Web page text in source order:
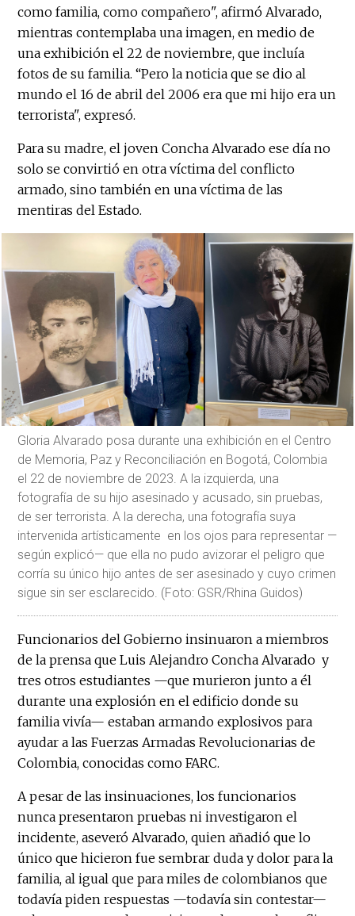
como familia, como compañero", afirmó Alvarado,
mientras contemplaba una imagen, en medio de
una exhibición el 22 de noviembre, que incluía
fotos de su familia. “Pero la noticia que se dio al
mundo el 16 de abril del 2006 era que mi hijo era un
terrorista", expresó.
Para su madre, el joven Concha Alvarado ese día no
solo se convirtió en otra víctima del conflicto
armado, sino también en una víctima de las
mentiras del Estado.
Gloria Alvarado posa durante una exhibición en el Centro
de Memoria, Paz y Reconciliación en Bogotá, Colombia
el 22 de noviembre de 2023. A la izquierda, una
fotografía de su hijo asesinado y acusado, sin pruebas,
de ser terrorista. A la derecha, una fotografía suya
intervenida artísticamente en los ojos para representar —
según explicó— que ella no pudo avizorar el peligro que
corría su único hijo antes de ser asesinado y cuyo crimen
sigue sin ser esclarecido. (Foto: GSR/Rhina Guidos)
Funcionarios del Gobierno insinuaron a miembros
de la prensa que Luis Alejandro Concha Alvarado y
tres otros estudiantes —que murieron junto a él
durante una explosión en el edificio donde su
familia vivía— estaban armando explosivos para
ayudar a las Fuerzas Armadas Revolucionarias de
Colombia, conocidas como FARC.
A pesar de las insinuaciones, los funcionarios
nunca presentaron pruebas ni investigaron el
incidente, aseveró Alvarado, quien añadió que lo
único que hicieron fue sembrar duda y dolor para la
familia, al igual que para miles de colombianos que
todavía piden respuestas —todavía sin contestar—